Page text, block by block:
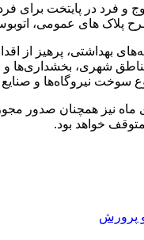
طرح پلاک های عمومی،
بهداشتی، پرهیز
شهری، بخشداری‌ها و
نوع سوخت نیروگاه‌ها و
ماه نیز همچنان
خواهد بود.
پرورش